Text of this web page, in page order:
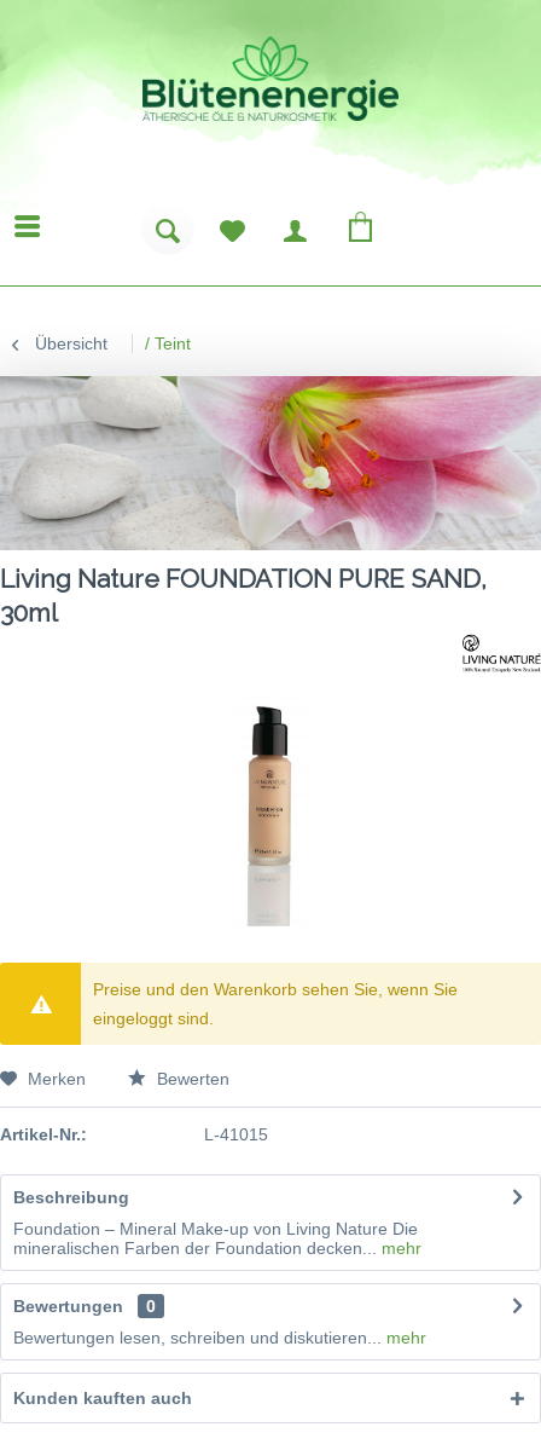
Übersicht / Teint
Living Nature FOUNDATION PURE SAND,
30ml
Preise und den Warenkorb sehen Sie, wenn Sie
eingeloggt sind.
Merken Bewerten
Artikel-Nr.: L-41015
Beschreibung
Foundation – Mineral Make-up von Living Nature Die
mineralischen Farben der Foundation decken... mehr
Bewertungen
0
Bewertungen lesen, schreiben und diskutieren... mehr
Kunden kauften auch